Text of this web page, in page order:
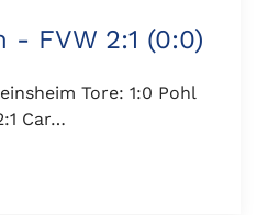
- FVW 2:1 (0:0)
Tore: 1:0 Pohl
Car…